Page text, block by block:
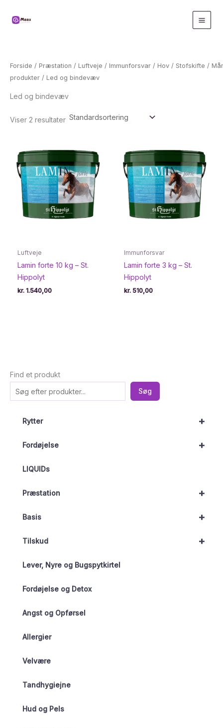
Find et produkt
Søg
+
Rytter
+
Fordøjelse
LIQUIDs
+
Præstation
+
Basis
+
Tilskud
Lever, Nyre og Bugspytkirtel
Fordøjelse og Detox
Angst og Opførsel
Allergier
Velvære
Tandhygiejne
Hud og Pels
Forside / Præstation / Luftveje / Immunforsvar / Hov / Stofskifte /
produkter / Led og bindevæv
Led og bindevæv
Viser 2 resultater
Luftveje
Lamin forte 10 kg – St.
Hippolyt
kr. 1.540,00
Immunforsvar
Lamin forte 3 kg – St.
Hippolyt
kr. 510,00